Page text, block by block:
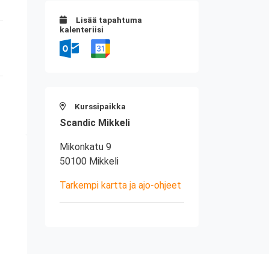
Lisää tapahtuma
kalenteriisi
Kurssipaikka
Scandic Mikkeli
Mikonkatu 9
50100 Mikkeli
Tarkempi kartta ja ajo-ohjeet